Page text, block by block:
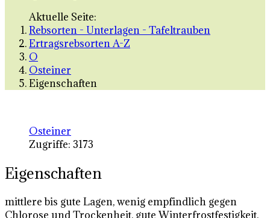
Aktuelle Seite:
Rebsorten - Unterlagen - Tafeltrauben
Ertragsrebsorten A-Z
O
Osteiner
Eigenschaften
Osteiner
Zugriffe: 3173
Eigenschaften
mittlere bis gute Lagen, wenig empfindlich gegen
Chlorose und Trockenheit, gute Winterfrostfestigkeit,